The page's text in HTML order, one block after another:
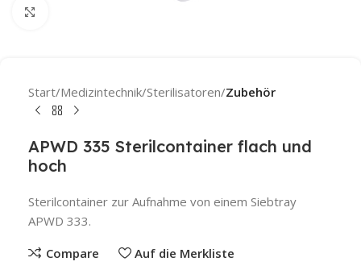
Start Medizintechnik Sterilisatoren Zubehör
APWD 335 Sterilcontainer flach und
hoch
Sterilcontainer zur Aufnahme von einem Siebtray
APWD 333.
Compare
Auf die Merkliste